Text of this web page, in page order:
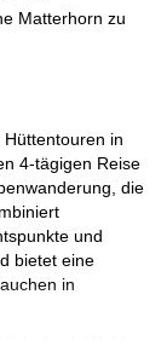
Matterhorn zu
in
4-tägigen Reise
die
und
bietet eine
in